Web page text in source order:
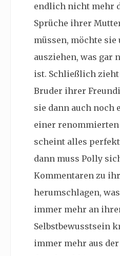
endlich nicht mehr
Sprüche ihrer
müssen, möchte sie
ausziehen, was gar
ist. Schließlich zieht
Bruder ihrer
sie dann auch noch
einer
scheint alles
dann muss Polly
Kommentaren zu
herumschlagen,
immer mehr an
Selbstbewusstsein
immer mehr aus